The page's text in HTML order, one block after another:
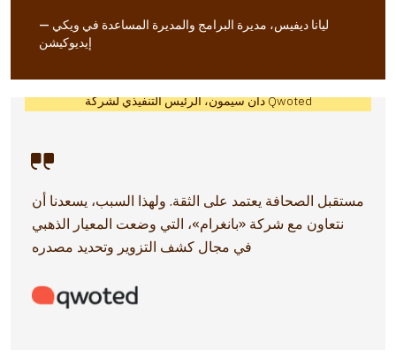
— ليانا ديفيس، مديرة البرامج والمديرة المساعدة في ويكي
إيديوكيشن
دان سيمون، الرئيس التنفيذي لشركة Qwoted
مستقبل الصحافة يعتمد على الثقة. ولهذا السبب، يسعدنا أن
نتعاون مع شركة «بانغرام»، التي وضعت المعيار الذهبي
في مجال كشف التزوير وتحديد مصدره